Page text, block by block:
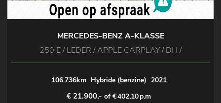
MERCEDES-BENZ A-KLASSE
250 E / LEDER / APPLE CARPLAY / DH /
106.736km Hybride (benzine) 2021
€ 21.900,- of €402,10p.m